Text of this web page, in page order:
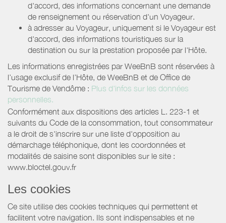
d'accord, des informations concernant une demande
de renseignement ou réservation d'un Voyageur.
à adresser au Voyageur, uniquement si le Voyageur est
d'accord, des informations touristiques sur la
destination ou sur la prestation proposée par l'Hôte.
Les informations enregistrées par WeeBnB sont réservées à
l’usage exclusif de l’Hôte, de WeeBnB et de Office de
Tourisme de Vendôme : Plus d'infos sur les données
personnelles.
Conformément aux dispositions des articles L. 223-1 et
suivants du Code de la consommation, tout consommateur
a le droit de s'inscrire sur une liste d'opposition au
démarchage téléphonique, dont les coordonnées et
modalités de saisine sont disponibles sur le site :
www.bloctel.gouv.fr
Les cookies
Ce site utilise des cookies techniques qui permettent et
facilitent votre navigation. Ils sont indispensables et ne